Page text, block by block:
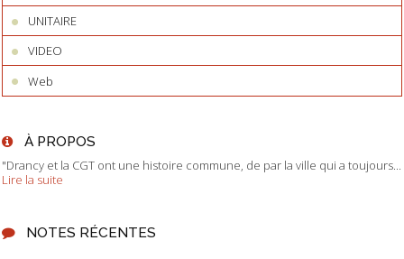
UNITAIRE
VIDEO
Web
À PROPOS
"Drancy et la CGT ont une histoire commune, de par la ville qui a toujours...
Lire la suite
NOTES RÉCENTES